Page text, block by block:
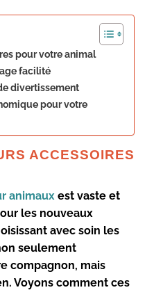
pour votre animal
facilité
divertissement
pour votre
ACCESSOIRES
animaux est vaste et
les nouveaux
avec soin les
seulement
compagnon, mais
Voyons comment ces